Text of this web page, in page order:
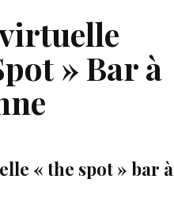
» Bar à
« the spot » bar à